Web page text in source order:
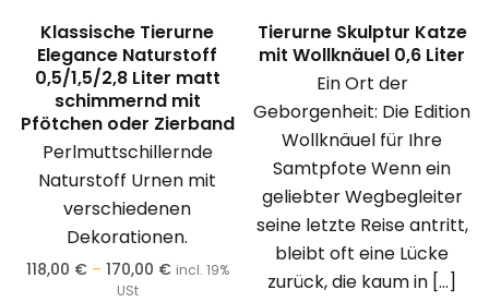
Klassische Tierurne
Elegance Naturstoff
0,5/1,5/2,8 Liter matt
schimmernd mit
Pfötchen oder Zierband
Perlmuttschillernde
Naturstoff Urnen mit
verschiedenen
Dekorationen.
118,00 € – 170,00 € incl. 19%
USt
Tierurne Skulptur Katze
mit Wollknäuel 0,6 Liter
Ein Ort der
Geborgenheit: Die Edition
Wollknäuel für Ihre
Samtpfote Wenn ein
geliebter Wegbegleiter
seine letzte Reise antritt,
bleibt oft eine Lücke
zurück, die kaum in […]